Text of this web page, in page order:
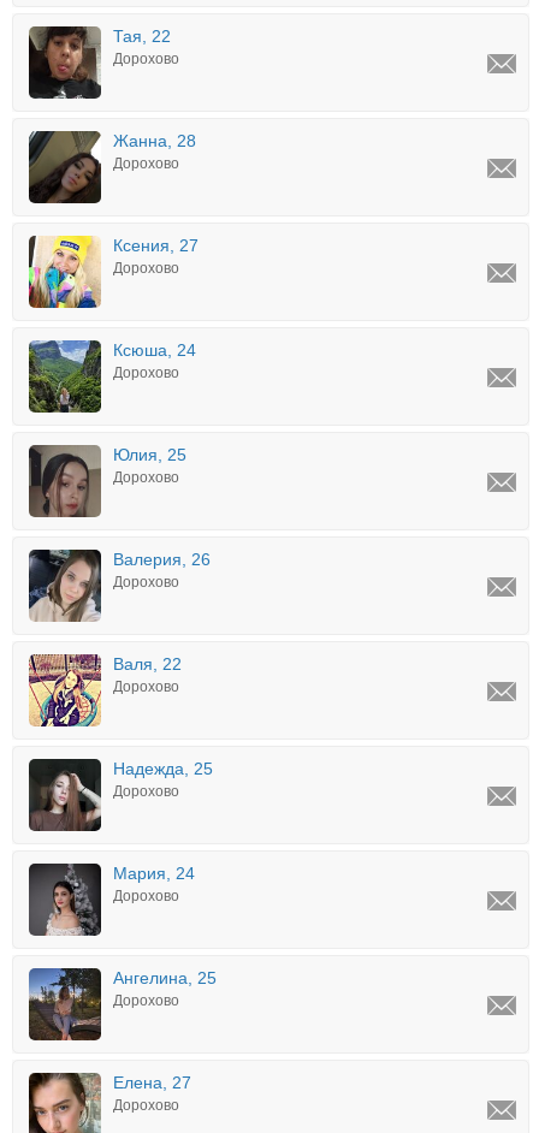
Тая, 22
Дорохово
Жанна, 28
Дорохово
Ксения, 27
Дорохово
Ксюша, 24
Дорохово
Юлия, 25
Дорохово
Валерия, 26
Дорохово
Валя, 22
Дорохово
Надежда, 25
Дорохово
Мария, 24
Дорохово
Ангелина, 25
Дорохово
Елена, 27
Дорохово